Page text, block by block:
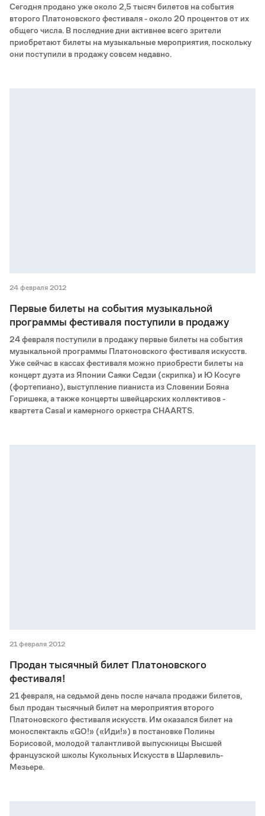
Сегодня продано уже около 2,5 тысяч билетов на события
второго Платоновского фестиваля - около 20 процентов от их
общего числа. В последние дни активнее всего зрители
приобретают билеты на музыкальные мероприятия, поскольку
они поступили в продажу совсем недавно.
24 февраля 2012
Первые билеты на события музыкальной
программы фестиваля поступили в продажу
24 февраля поступили в продажу первые билеты на события
музыкальной программы Платоновского фестиваля искусств.
Уже сейчас в кассах фестиваля можно приобрести билеты на
концерт дуэта из Японии Саяки Седзи (скрипка) и Ю Косуге
(фортепиано), выступление пианиста из Словении Бояна
Горишека, а также концерты швейцарских коллективов -
квартета Casal и камерного оркестра CHAARTS.
21 февраля 2012
Продан тысячный билет Платоновского
фестиваля!
21 февраля, на седьмой день после начала продажи билетов,
был продан тысячный билет на мероприятия второго
Платоновского фестиваля искусств. Им оказался билет на
моноспектакль «GO!» («Иди!») в постановке Полины
Борисовой, молодой талантливой выпускницы Высшей
французской школы Кукольных Искусств в Шарлевиль-
Мезьере.